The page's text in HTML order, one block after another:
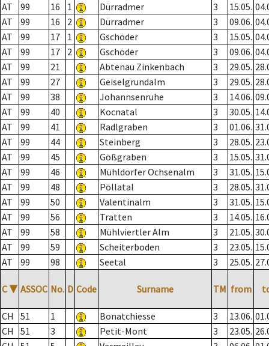
AT
99 16 1 Dürradmer 3 15.05.
AT
99 16 2 Dürradmer 3 09.06.
AT
99 17 1 Gschöder 3 15.05.
AT
99 17 2 Gschöder 3 09.06.
AT
99 21 Abtenau Zinkenbach 3 29.05.
AT
99 27 Geiselgrundalm 3 29.05.
AT
99 38 Johannsenruhe 3 14.06.
AT
99 40 Kocnatal 3 30.05.
AT
99 41 Radlgraben 3 01.06.
AT
99 44 Steinberg 3 28.05.
AT
99 45 Gößgraben 3 15.05.
AT
99 46 Mühldorfer Ochsenalm 3 31.05.
AT
99 48 Pöllatal 3 28.05.
AT
99 50 Valentinalm 3 31.05.
AT
99 56 Tratten 3 14.05.
AT
99 58 Mühlviertler Alm 3 21.05.
AT
99 59 Scheiterboden 3 23.05.
AT
99 98 Seetal 3 25.05.
C ▼ ASSOC No. D Code Surname TM from
CH 51 1 Bonatchiesse 3 13.06.
CH
51 3 Petit-Mont 3 23.05.